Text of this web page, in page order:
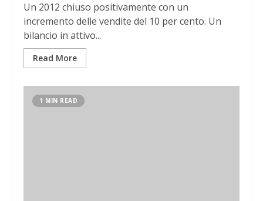
Un 2012 chiuso positivamente con un
incremento delle vendite del 10 per cento. Un
bilancio in attivo...
Read More
1 MIN READ